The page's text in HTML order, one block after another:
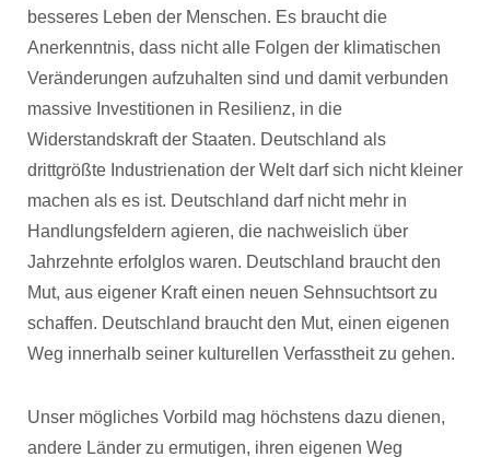
besseres Leben der Menschen. Es braucht die
Anerkenntnis, dass nicht alle Folgen der klimatischen
Veränderungen aufzuhalten sind und damit verbunden
massive Investitionen in Resilienz, in die
Widerstandskraft der Staaten. Deutschland als
drittgrößte Industrienation der Welt darf sich nicht kleiner
machen als es ist. Deutschland darf nicht mehr in
Handlungsfeldern agieren, die nachweislich über
Jahrzehnte erfolglos waren. Deutschland braucht den
Mut, aus eigener Kraft einen neuen Sehnsuchtsort zu
schaffen. Deutschland braucht den Mut, einen eigenen
Weg innerhalb seiner kulturellen Verfasstheit zu gehen.
Unser mögliches Vorbild mag höchstens dazu dienen,
andere Länder zu ermutigen, ihren eigenen Weg